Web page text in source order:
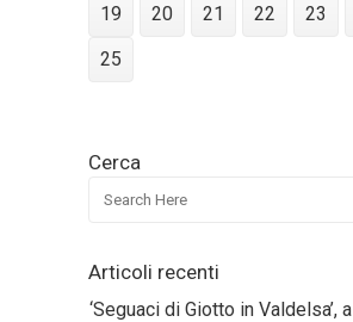
19
20 21 22 23
25
Cerca
Articoli recenti
‘Seguaci di Giotto in Valdelsa’, a